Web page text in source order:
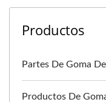
Productos
Partes De Goma
Productos De